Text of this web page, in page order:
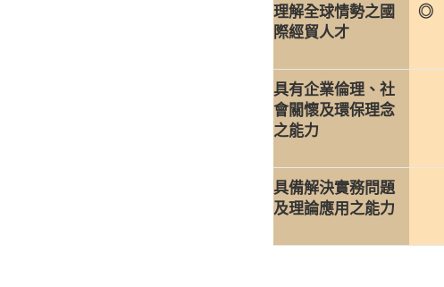
理解全球情勢之國
際經貿人才
◎
具有企業倫理、社
會關懷及環保理念
之能力
具備解決實務問題
及理論應用之能力